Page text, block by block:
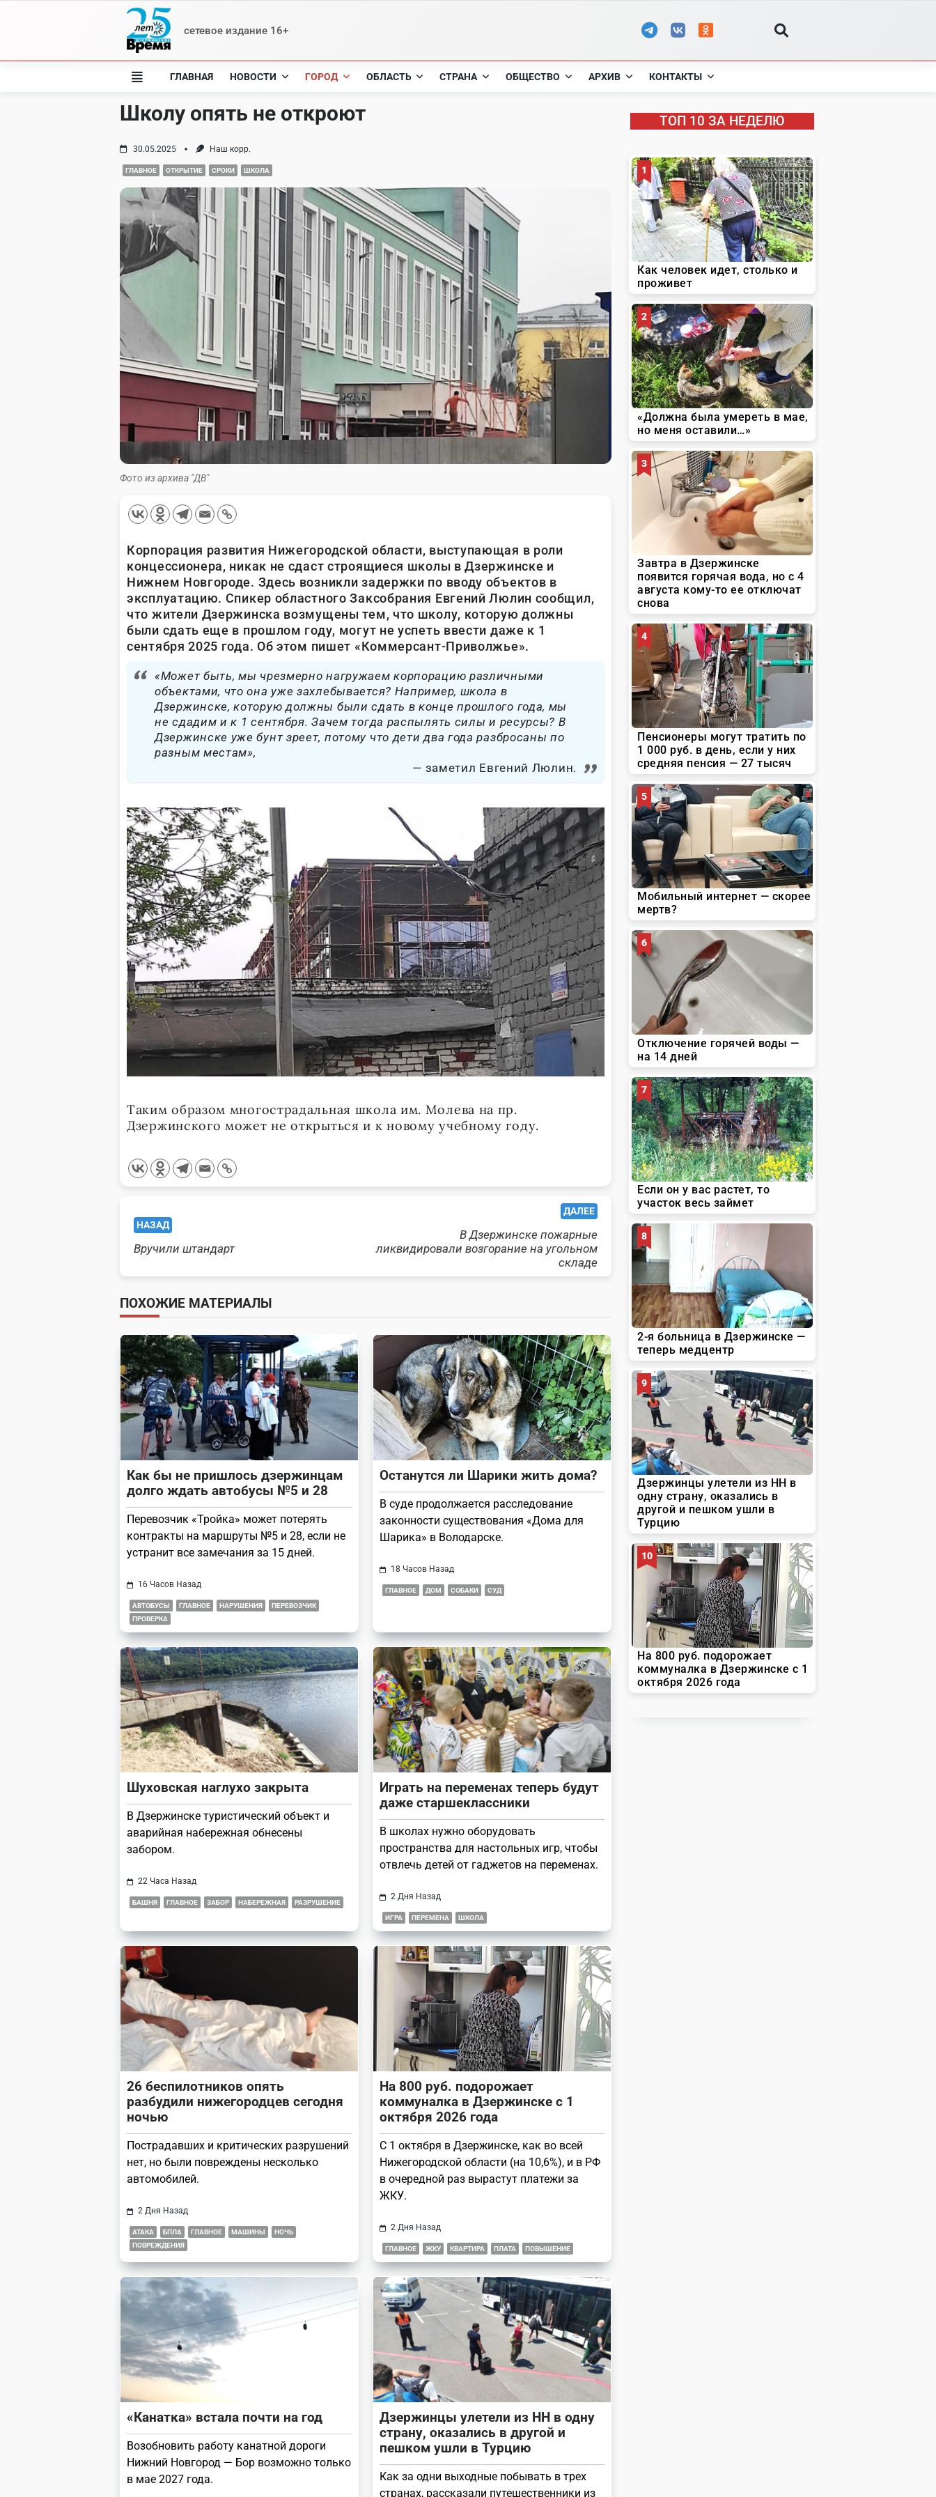
сетевое издание 16+
ГЛАВНАЯ НОВОСТИ ГОРОД ОБЛАСТЬ СТРАНА ОБЩЕСТВО АРХИВ КОНТАКТЫ
Школу опять не откроют
30.05.2025 Наш корр.
ГЛАВНОЕ ОТКРЫТИЕ СРОКИ ШКОЛА
Фото из архива "ДВ"
Корпорация развития Нижегородской области, выступающая в роли
концессионера, никак не сдаст строящиеся школы в Дзержинске и
Нижнем Новгороде. Здесь возникли задержки по вводу объектов в
эксплуатацию. Спикер областного Заксобрания Евгений Люлин сообщил,
что жители Дзержинска возмущены тем, что школу, которую должны
были сдать еще в прошлом году, могут не успеть ввести даже к 1
сентября 2025 года. Об этом пишет «Коммерсант-Приволжье».
«Может быть, мы чрезмерно нагружаем корпорацию различными
объектами, что она уже захлебывается? Например, школа в
Дзержинске, которую должны были сдать в конце прошлого года, мы
не сдадим и к 1 сентября. Зачем тогда распылять силы и ресурсы? В
Дзержинске уже бунт зреет, потому что дети два года разбросаны по
разным местам»,
заметил Евгений Люлин.
Таким образом многострадальная школа им. Молева на пр.
Дзержинского может не открыться и к новому учебному году.
<span
class="nav-
subtitle
screen-
reader-
text">Page</span>
НАЗАД
Вручили штандарт
ДАЛЕЕ
В Дзержинске пожарные
ликвидировали возгорание на угольном
складе
ПОХОЖИЕ МАТЕРИАЛЫ
Как бы не пришлось дзержинцам
долго ждать автобусы №5 и 28
Перевозчик «Тройка» может потерять
контракты на маршруты №5 и 28, если не
устранит все замечания за 15 дней.
16 Часов Назад
АВТОБУСЫ ГЛАВНОЕ НАРУШЕНИЯ
ПЕРЕВОЗЧИК
ПРОВЕРКА
Останутся ли Шарики жить дома?
В суде продолжается расследование
законности существования «Дома для
Шарика» в Володарске.
18 Часов Назад
ГЛАВНОЕ ДОМ СОБАКИ СУД
Шуховская наглухо закрыта
В Дзержинске туристический объект и
аварийная набережная обнесены
забором.
22 Часа Назад
БАШНЯ ГЛАВНОЕ ЗАБОР НАБЕРЕЖНАЯ РАЗРУШЕНИЕ
Играть на переменах теперь будут
даже старшеклассники
В школах нужно оборудовать
пространства для настольных игр, чтобы
отвлечь детей от гаджетов на переменах.
2 Дня Назад
ИГРА ПЕРЕМЕНА ШКОЛА
26 беспилотников опять
разбудили нижегородцев сегодня
ночью
Пострадавших и критических разрушений
нет, но были повреждены несколько
автомобилей.
2 Дня Назад
АТАКА БПЛА ГЛАВНОЕ МАШИНЫ
НОЧЬ
ПОВРЕЖДЕНИЯ
На 800 руб. подорожает
коммуналка в Дзержинске с 1
октября 2026 года
С 1 октября в Дзержинске, как во всей
Нижегородской области (на 10,6%), и в РФ
в очередной раз вырастут платежи за
ЖКУ.
2 Дня Назад
ГЛАВНОЕ ЖКУ КВАРТИРА ПЛАТА ПОВЫШЕНИЕ
«Канатка» встала почти на год
Возобновить работу канатной дороги
Нижний Новгород — Бор возможно только
в мае 2027 года.
Дзержинцы улетели из НН в одну
страну, оказались в другой и
пешком ушли в Турцию
Как за одни выходные побывать в трех
странах, рассказали путешественники из
ТОП 10 ЗА НЕДЕЛЮ